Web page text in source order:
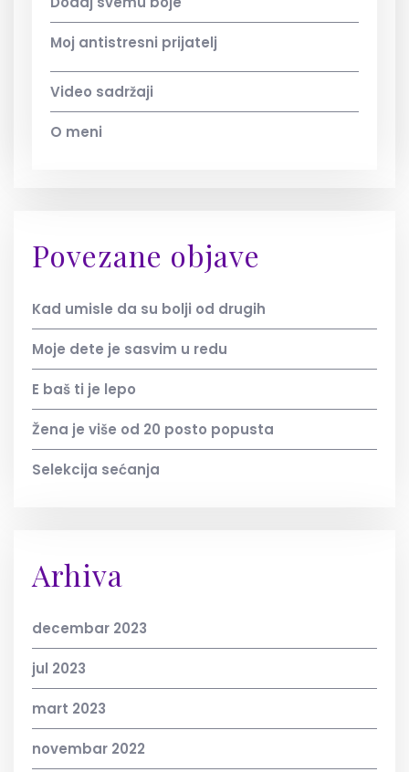
Moj antistresni prijatelj
Video sadržaji
O meni
Povezane objave
Kad umisle da su bolji od drugih
Moje dete je sasvim u redu
E baš ti je lepo
Žena je više od 20 posto popusta
Selekcija sećanja
Arhiva
decembar 2023
jul 2023
mart 2023
novembar 2022